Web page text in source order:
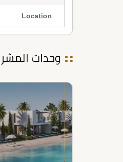
Location
وحدات